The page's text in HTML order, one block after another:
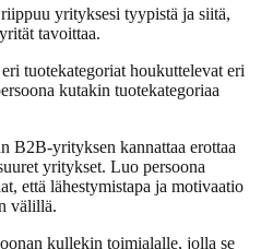
yrityksesi tyypistä ja siitä,
tavoittaa.
tuotekategoriat houkuttelevat eri
kutakin tuotekategoriaa
B2B-yrityksen kannattaa erottaa
yritykset. Luo persoona
että lähestymistapa ja motivaatio
välillä.
kullekin toimialalle, jolla se